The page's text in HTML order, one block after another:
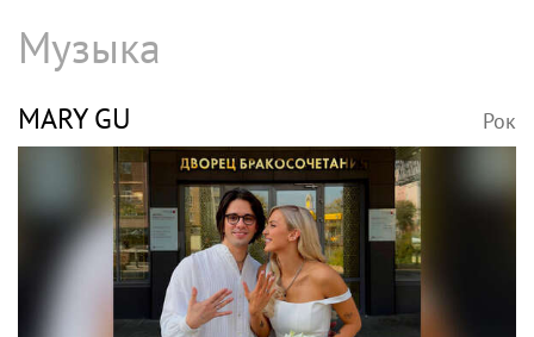
Музыка
MARY GU Рок